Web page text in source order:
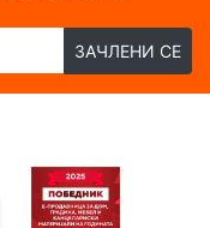
ЗАЧЛЕНИ СЕ